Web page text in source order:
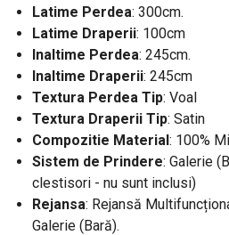
Latime Perdea: 300cm.
Latime Draperii: 100cm
Inaltime Perdea: 245cm.
Inaltime Draperii: 245cm
Textura Perdea Tip: Voal
Textura Draperii Tip: Satin
Compozitie Material: 100%
Sistem de Prindere: Galerie
clestisori - nu sunt inclusi)
Rejansa: Rejansă
Galerie (Bară).